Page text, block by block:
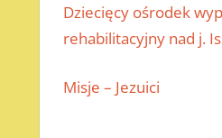
Dziecięcy ośrodek
rehabilitacyjny nad j.
Misje – Jezuici